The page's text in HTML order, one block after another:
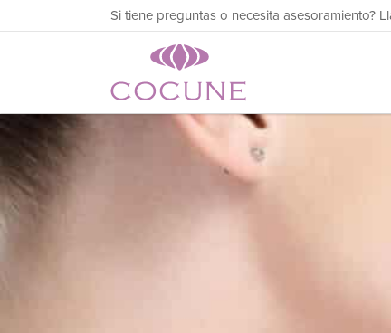
Si tiene preguntas o necesita asesoramiento?